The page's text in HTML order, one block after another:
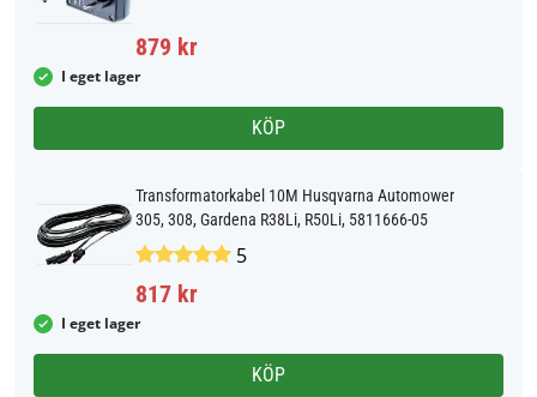
879 kr
I eget lager
KÖP
Transformatorkabel 10M Husqvarna Automower
305, 308, Gardena R38Li, R50Li, 5811666-05
5
817 kr
I eget lager
KÖP